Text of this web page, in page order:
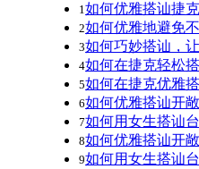
1如何优雅搭讪捷
2如何优雅地避免
3如何巧妙搭讪，
4如何在捷克轻松
5如何在捷克优雅
6如何优雅搭讪开
7如何用女生搭讪
8如何优雅搭讪开
9如何用女生搭讪